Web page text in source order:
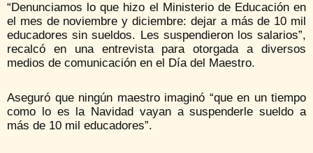
“Denunciamos lo que hizo el Ministerio de Educación en
el mes de noviembre y diciembre: dejar a más de 10 mil
educadores sin sueldos. Les suspendieron los salarios”,
recalcó en una entrevista para otorgada a diversos
medios de comunicación en el Día del Maestro.
Aseguró que ningún maestro imaginó “que en un tiempo
como lo es la Navidad vayan a suspenderle sueldo a
más de 10 mil educadores”.